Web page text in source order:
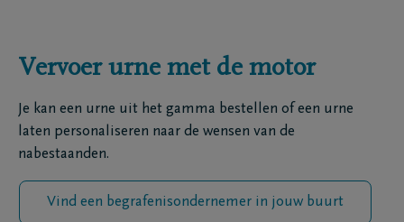
Vervoer urne met de motor
Je kan een urne uit het gamma bestellen of een urne
laten personaliseren naar de wensen van de
nabestaanden.
Vind een begrafenisondernemer in jouw buurt